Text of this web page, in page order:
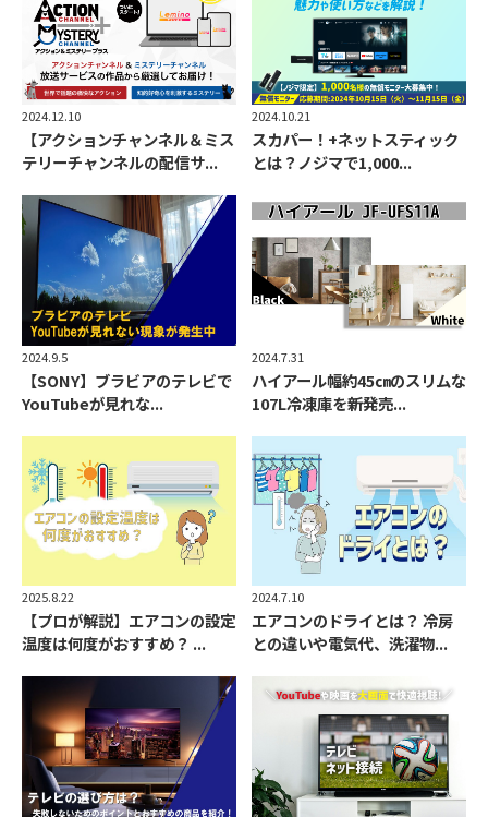
2024.12.10
【アクションチャンネル＆ミス
テリーチャンネルの配信サ...
2024.10.21
スカパー！+ネットスティック
とは？ノジマで1,000...
2024.9.5
【SONY】ブラビアのテレビで
YouTubeが見れな...
2024.7.31
ハイアール幅約45㎝のスリムな
107L冷凍庫を新発売...
2025.8.22
【プロが解説】エアコンの設定
温度は何度がおすすめ？ ...
2024.7.10
エアコンのドライとは？ 冷房
との違いや電気代、洗濯物...